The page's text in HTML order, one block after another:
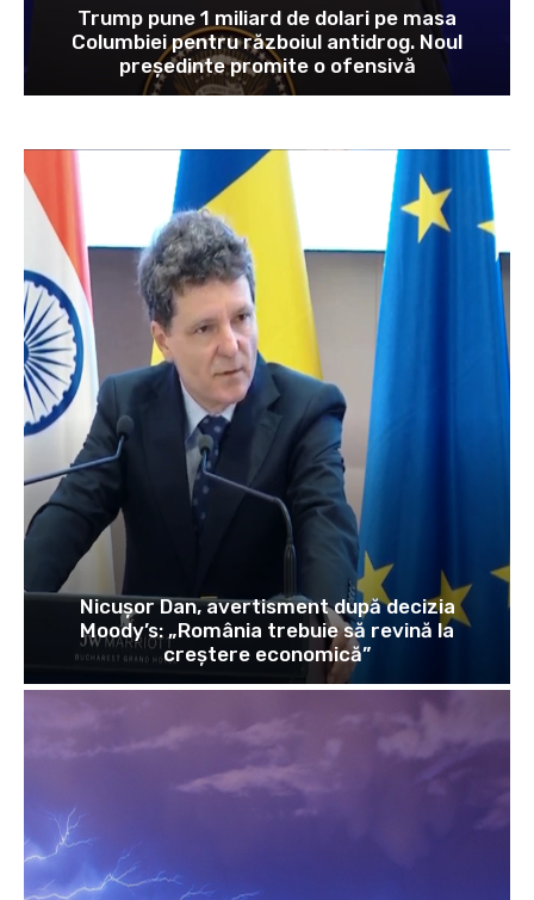
Trump pune 1 miliard de dolari pe masa
Columbiei pentru războiul antidrog. Noul
președinte promite o ofensivă
Nicușor Dan, avertisment după decizia
Moody’s: „România trebuie să revină la
creștere economică”